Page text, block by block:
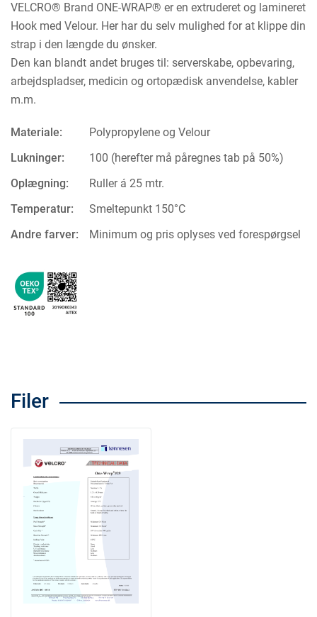
VELCRO® Brand ONE-WRAP® er en extruderet og lamineret
Hook med Velour. Her har du selv mulighed for at klippe din
strap i den længde du ønsker.
Den kan blandt andet bruges til: serverskabe, opbevaring,
arbejdspladser, medicin og ortopædisk anvendelse, kabler
m.m.
Materiale:
Polypropylene og Velour
Lukninger:
100 (herefter må påregnes tab på 50%)
Oplægning:
Ruller á 25 mtr.
Temperatur:
Smeltepunkt 150°C
Andre farver:
Minimum og pris oplyses ved forespørgsel
Filer